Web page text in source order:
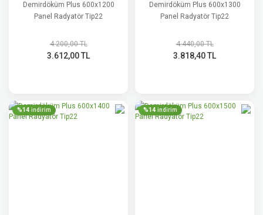
Demirdöküm Plus 600x1200
Panel Radyatör Tip22
4.200,00 TL
3.612,00 TL
Demirdöküm Plus 600x1300
Panel Radyatör Tip22
4.440,00 TL
3.818,40 TL
%14 indirim %14 indirim